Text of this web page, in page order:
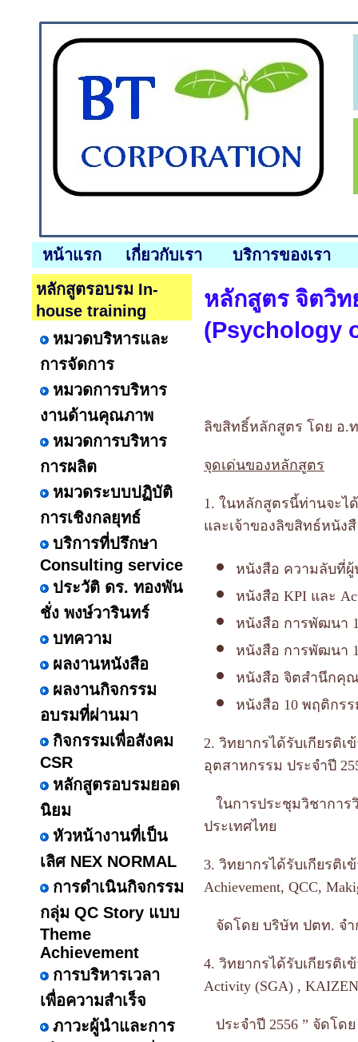
หน้าแรก เกี่ยวกับเรา
บริการของเรา
หลักสูตรอบรม In-
house training
หมวดบริหารและ
การจัดการ
หมวดการบริหาร
งานด้านคุณภาพ
หมวดการบริหาร
การผลิต
หมวดระบบปฏิบัติ
การเชิงกลยุทธ์
บริการที่ปรึกษา
Consulting service
ประวัติ ดร. ทองพัน
ชั่ง พงษ์วารินทร์
บทความ
ผลงานหนังสือ
ผลงานกิจกรรม
อบรมที่ผ่านมา
กิจกรรมเพื่อสังคม
CSR
หลักสูตรอบรมยอด
นิยม
หัวหน้างานที่เป็น
เลิศ NEX NORMAL
การดำเนินกิจกรรม
กลุ่ม QC Story แบบ
Theme
Achievement
การบริหารเวลา
เพื่อความสำเร็จ
ภาวะผู้นำและการ
หลักสูตร จิตวิท
(Psychology
ลิขสิทธิ์หลักสูตร โดย อ.ท
จุดเด่นของหลักสูตร
1. ในหลักสูตรนี้ท่านจะไ
และเจ้าของลิขสิทธ์หนั
หนังสือ ความลับที่
หนังสือ KPI และ
หนังสือ การพัฒนา
หนังสือ การพัฒนา
หนังสือ จิตสำนึกคุณ
หนังสือ 10 พฤติกร
2. วิทยากรได้รับเกียรติ
อุตสาหกรรม ประจำปี
ในการประชุมวิชาการ
ประเทศไทย
3. วิทยากรได้รับเกียรติเ
Achievement, QCC,
จัดโดย บริษัท ปตท. จ
4. วิทยากรได้รับเกียรติเ
Activity (SGA) ,
ประจำปี 2556 ” จัดโด